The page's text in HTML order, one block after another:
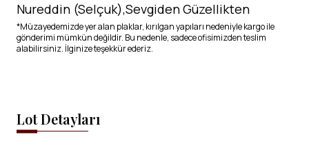
Nureddin (Selçuk),Sevgiden Güzellikten
*Müzayedemizde yer alan plaklar, kırılgan yapıları nedeniyle kargo ile
gönderimi mümkün değildir. Bu nedenle, sadece ofisimizden teslim
alabilirsiniz. İlginize teşekkür ederiz.
Lot Detayları